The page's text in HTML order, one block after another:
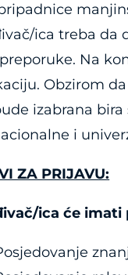
ica treba da
Na
Obzirom
izabrana
i
ZA PRIJAVU:
ica će